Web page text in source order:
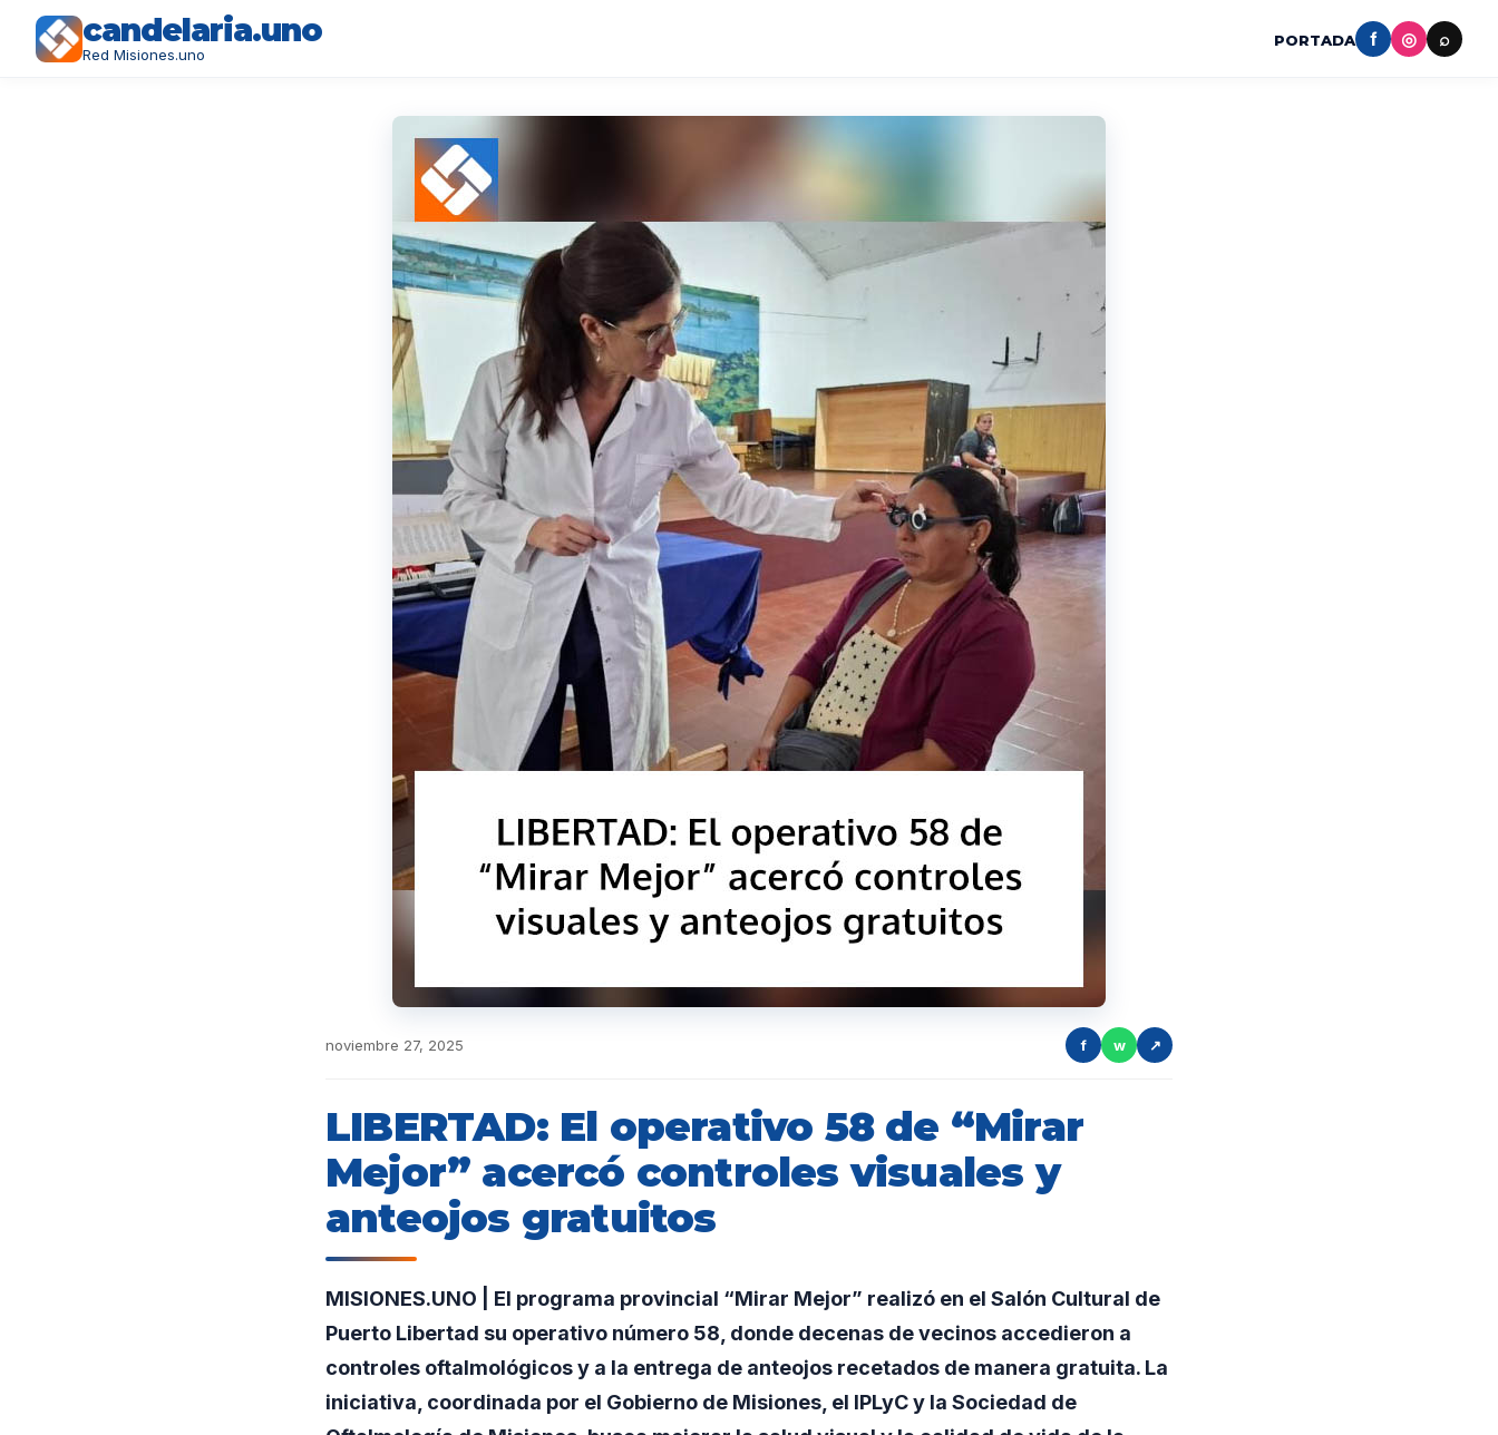
candelaria.uno
Red Misiones.uno
PORTADA f ◎ ⌕
noviembre 27, 2025 f w ↗
LIBERTAD: El operativo 58 de “Mirar
Mejor” acercó controles visuales y
anteojos gratuitos
MISIONES.UNO | El programa provincial “Mirar Mejor” realizó en el Salón Cultural de
Puerto Libertad su operativo número 58, donde decenas de vecinos accedieron a
controles oftalmológicos y a la entrega de anteojos recetados de manera gratuita. La
iniciativa, coordinada por el Gobierno de Misiones, el IPLyC y la Sociedad de